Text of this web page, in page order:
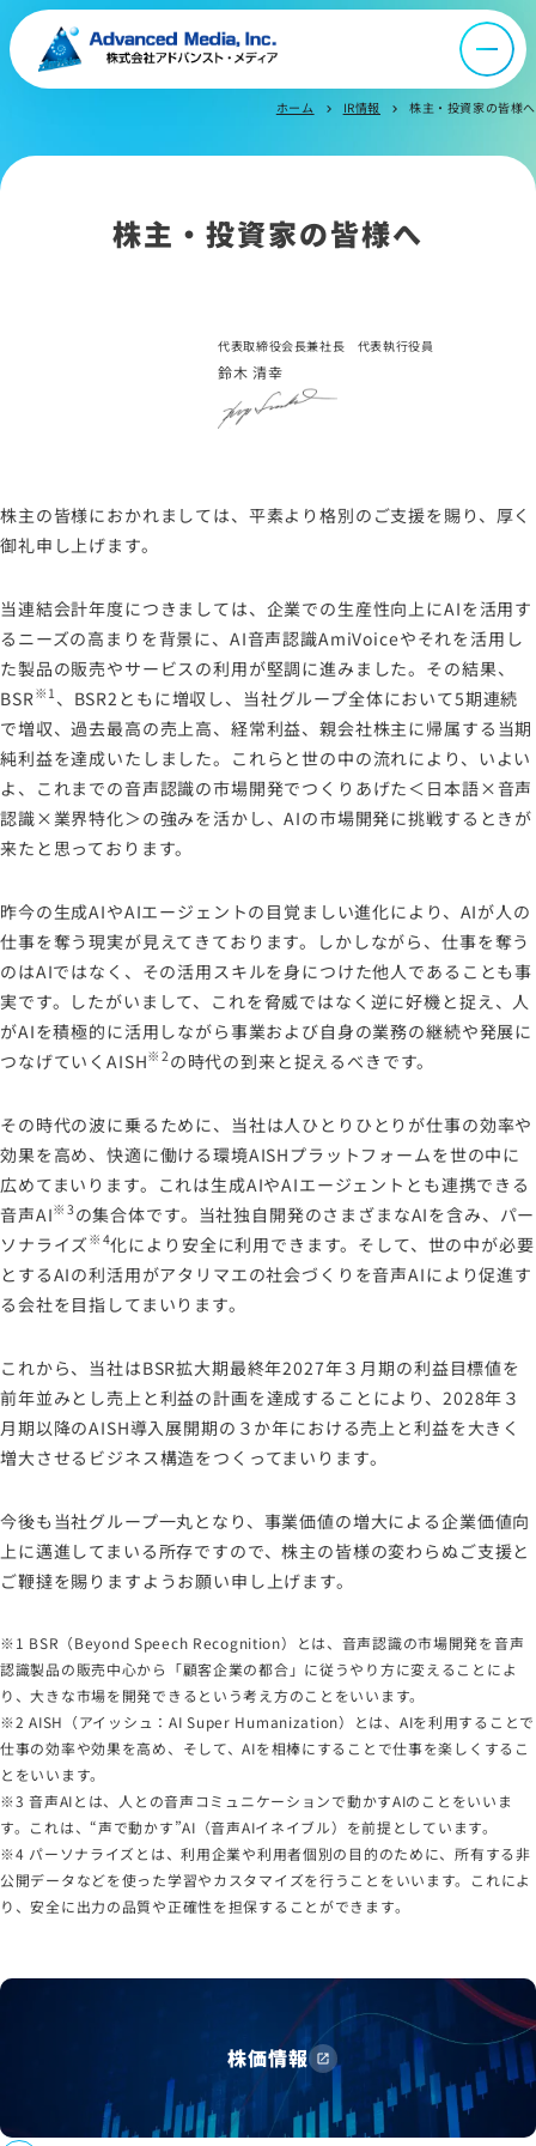
ニュース
ソーシャルメディアポリシー
情報セキュリティポリシー
労働者派遣事業に関わる情報
メールマガジン
ホーム chevron_right IR情報 chevron_right 株主・投資家の皆様へ
株主・投資家の皆様へ
代表取締役会長兼社長 代表執行役員
鈴木 清幸
株主の皆様におかれましては、平素より格別のご支援を賜り、厚く
御礼申し上げます。
当連結会計年度につきましては、企業での生産性向上にAIを活用す
るニーズの高まりを背景に、AI音声認識AmiVoiceやそれを活用し
た製品の販売やサービスの利用が堅調に進みました。その結果、
BSR※1 、BSR2ともに増収し、当社グループ全体において5期連続
で増収、過去最高の売上高、経常利益、親会社株主に帰属する当期
純利益を達成いたしました。これらと世の中の流れにより、いよい
よ、これまでの音声認識の市場開発でつくりあげた＜日本語×音声
認識×業界特化＞の強みを活かし、AIの市場開発に挑戦するときが
来たと思っております。
昨今の生成AIやAIエージェントの目覚ましい進化により、AIが人の
仕事を奪う現実が見えてきております。しかしながら、仕事を奪う
のはAIではなく、その活用スキルを身につけた他人であることも事
実です。したがいまして、これを脅威ではなく逆に好機と捉え、人
がAIを積極的に活用しながら事業および自身の業務の継続や発展に
つなげていくAISH※2の時代の到来と捉えるべきです。
その時代の波に乗るために、当社は人ひとりひとりが仕事の効率や
効果を高め、快適に働ける環境AISHプラットフォームを世の中に
広めてまいります。これは生成AIやAIエージェントとも連携できる
音声AI※3の集合体です。当社独自開発のさまざまなAIを含み、パー
ソナライズ ※4化により安全に利用できます。そして、世の中が必要
とするAIの利活用がアタリマエの社会づくりを音声AIにより促進す
る会社を目指してまいります。
これから、当社はBSR拡大期最終年2027年３月期の利益目標値を
前年並みとし売上と利益の計画を達成することにより、2028年３
月期以降のAISH導入展開期の３か年における売上と利益を大きく
増大させるビジネス構造をつくってまいります。
今後も当社グループ一丸となり、事業価値の増大による企業価値向
上に邁進してまいる所存ですので、株主の皆様の変わらぬご支援と
ご鞭撻を賜りますようお願い申し上げます。
※1 BSR（Beyond Speech Recognition）とは、音声認識の市場開発を音声
認識製品の販売中心から「顧客企業の都合」に従うやり方に変えることによ
り、大きな市場を開発できるという考え方のことをいいます。
※2 AISH（アイッシュ：AI Super Humanization）とは、AIを利用することで
仕事の効率や効果を高め、そして、AIを相棒にすることで仕事を楽しくするこ
とをいいます。
※3 音声AIとは、人との音声コミュニケーションで動かすAIのことをいいま
す。これは、“声で動かす”AI（音声AIイネイブル）を前提としています。
※4 パーソナライズとは、利用企業や利用者個別の目的のために、所有する非
公開データなどを使った学習やカスタマイズを行うことをいいます。これによ
り、安全に出力の品質や正確性を担保することができます。
株価情報